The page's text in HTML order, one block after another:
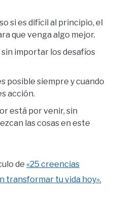
si es difícil al principio, el
que venga algo mejor.
importar los desafíos
posible siempre y cuando
acción.
está por venir, sin
las cosas en este
de «25 creencias
transformar tu vida hoy».